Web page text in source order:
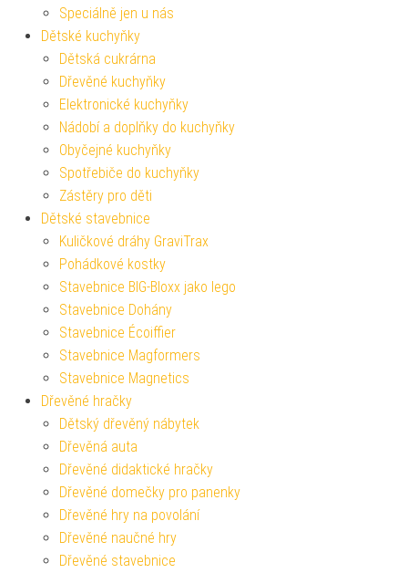
Speciálně jen u nás
Dětské kuchyňky
Dětská cukrárna
Dřevěné kuchyňky
Elektronické kuchyňky
Nádobí a doplňky do kuchyňky
Obyčejné kuchyňky
Spotřebiče do kuchyňky
Zástěry pro děti
Dětské stavebnice
Kuličkové dráhy GraviTrax
Pohádkové kostky
Stavebnice BIG-Bloxx jako lego
Stavebnice Dohány
Stavebnice Écoiffier
Stavebnice Magformers
Stavebnice Magnetics
Dřevěné hračky
Dětský dřevěný nábytek
Dřevěná auta
Dřevěné didaktické hračky
Dřevěné domečky pro panenky
Dřevěné hry na povolání
Dřevěné naučné hry
Dřevěné stavebnice